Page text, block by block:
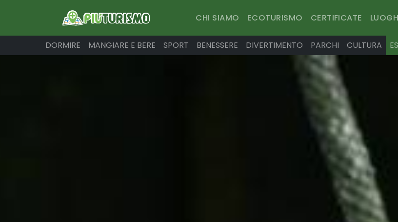
CHI SIAMO ECOTURISMO CERTIFICATE
DORMIRE MANGIARE E BERE SPORT BENESSERE DIVERTIMENTO PARCHI CULTURA